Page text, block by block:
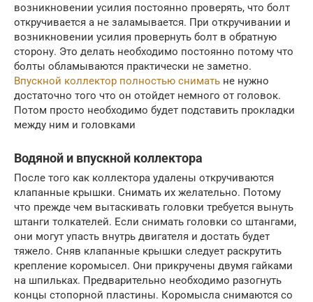
возникновении усилия постоянно проверять, что болт
откручивается а не заламывается. При откручивании и
возникновении усилия провернуть болт в обратную
сторону. Это делать необходимо постоянно потому что
болты обламываются практически не заметно.
Впускной коллектор полностью снимать не нужно
достаточно того что он отойдет немного от головок.
Потом просто необходимо будет подставить прокладки
между ним и головками
Водяной и впускной коллектора
После того как коллектора удалены откручиваются
клапанные крышки. Снимать их желательно. Потому
что прежде чем вытаскивать головки требуется вынуть
штанги толкателей. Если снимать головки со штангами,
они могут упасть внутрь двигателя и достать будет
тяжело. Сняв клапанные крышки следует раскрутить
крепление коромысел. Они прикручены двумя гайками
на шпильках. Предварительно необходимо разогнуть
концы стопорной пластины. Коромысла снимаются со